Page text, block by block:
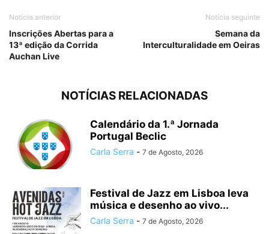
Notícia anterior
Inscrições Abertas para a
13ª edição da Corrida
Auchan Live
Notícia seguinte
Semana da
Interculturalidade em Oeiras
NOTÍCIAS RELACIONADAS
Calendário da 1.ª Jornada
Portugal Beclic
Carla Serra - 7 de Agosto, 2026
Festival de Jazz em Lisboa leva
música e desenho ao vivo...
Carla Serra - 7 de Agosto, 2026